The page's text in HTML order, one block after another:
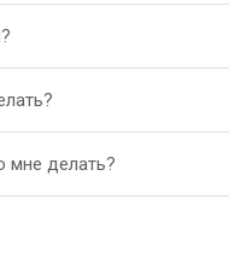
мне делать?